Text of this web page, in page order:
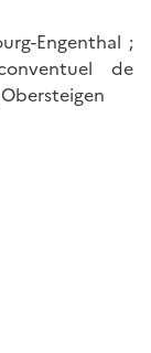
Engenthal ;
de